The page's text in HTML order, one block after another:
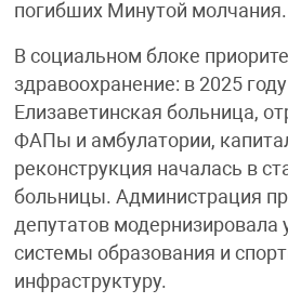
погибших Минутой молчания.
В социальном блоке
здравоохранение: в 2025
Елизаветинская больница,
ФАПы и амбулатории,
реконструкция началась в
больницы. Администрация
депутатов модернизировала
системы образования и
инфраструктуру.